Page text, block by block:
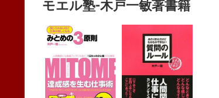
モエル塾-木戸一敏著書籍